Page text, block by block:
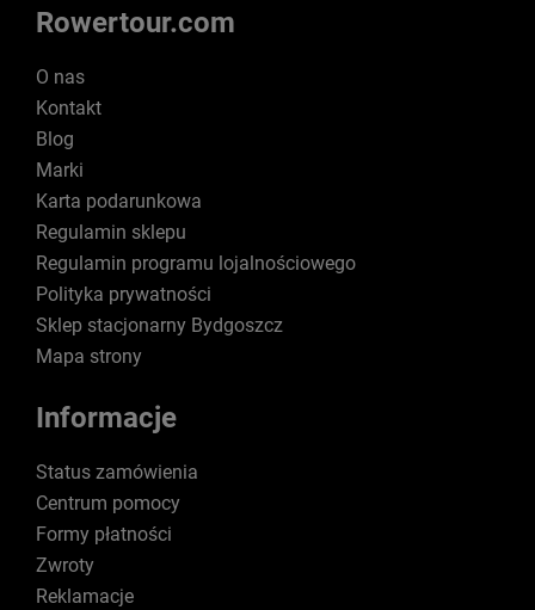
Rowertour.com
O nas
Kontakt
Blog
Marki
Karta podarunkowa
Regulamin sklepu
Regulamin programu lojalnościowego
Polityka prywatności
Sklep stacjonarny Bydgoszcz
Mapa strony
Informacje
Status zamówienia
Centrum pomocy
Formy płatności
Zwroty
Reklamacje